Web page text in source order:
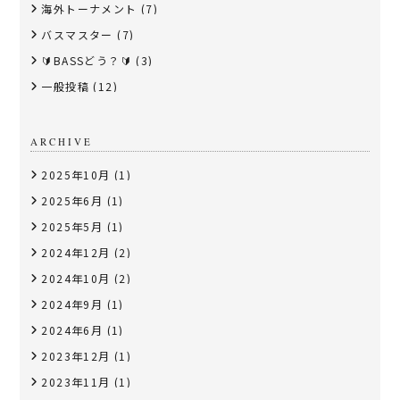
海外トーナメント (7)
バスマスター (7)
🔰BASSどう？🔰 (3)
一般投稿 (12)
ARCHIVE
2025年10月 (1)
2025年6月 (1)
2025年5月 (1)
2024年12月 (2)
2024年10月 (2)
2024年9月 (1)
2024年6月 (1)
2023年12月 (1)
2023年11月 (1)